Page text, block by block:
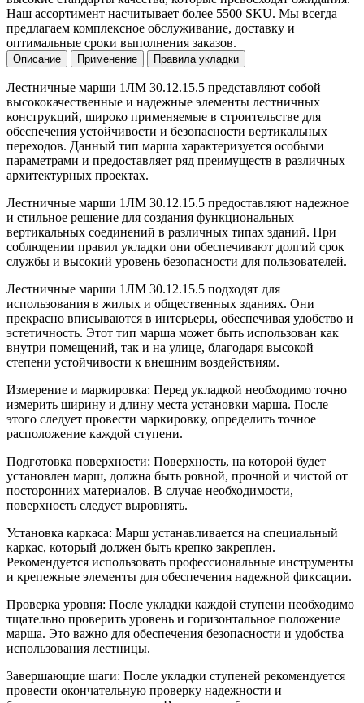
Наш ассортимент насчитывает более 5500 SKU. Мы всегда
предлагаем комплексное обслуживание, доставку и
оптимальные сроки выполнения заказов.
Описание Применение Правила укладки
Лестничные марши 1ЛМ 30.12.15.5 представляют собой
высококачественные и надежные элементы лестничных
конструкций, широко применяемые в строительстве для
обеспечения устойчивости и безопасности вертикальных
переходов. Данный тип марша характеризуется особыми
параметрами и предоставляет ряд преимуществ в различных
архитектурных проектах.
Лестничные марши 1ЛМ 30.12.15.5 предоставляют надежное
и стильное решение для создания функциональных
вертикальных соединений в различных типах зданий. При
соблюдении правил укладки они обеспечивают долгий срок
службы и высокий уровень безопасности для пользователей.
Лестничные марши 1ЛМ 30.12.15.5 подходят для
использования в жилых и общественных зданиях. Они
прекрасно вписываются в интерьеры, обеспечивая удобство и
эстетичность. Этот тип марша может быть использован как
внутри помещений, так и на улице, благодаря высокой
степени устойчивости к внешним воздействиям.
Измерение и маркировка: Перед укладкой необходимо точно
измерить ширину и длину места установки марша. После
этого следует провести маркировку, определить точное
расположение каждой ступени.
Подготовка поверхности: Поверхность, на которой будет
установлен марш, должна быть ровной, прочной и чистой от
посторонних материалов. В случае необходимости,
поверхность следует выровнять.
Установка каркаса: Марш устанавливается на специальный
каркас, который должен быть крепко закреплен.
Рекомендуется использовать профессиональные инструменты
и крепежные элементы для обеспечения надежной фиксации.
Проверка уровня: После укладки каждой ступени необходимо
тщательно проверить уровень и горизонтальное положение
марша. Это важно для обеспечения безопасности и удобства
использования лестницы.
Завершающие шаги: После укладки ступеней рекомендуется
провести окончательную проверку надежности и